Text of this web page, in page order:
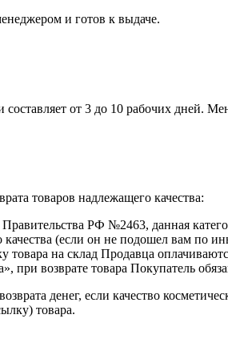
и готов к выдаче.
от 3 до 10 рабочих дней.
товаров надлежащего качества:
РФ №2463, данная
(если он не подошел вам по
на склад Продавца
при возврате товара Покупатель
денег, если качество
товара.